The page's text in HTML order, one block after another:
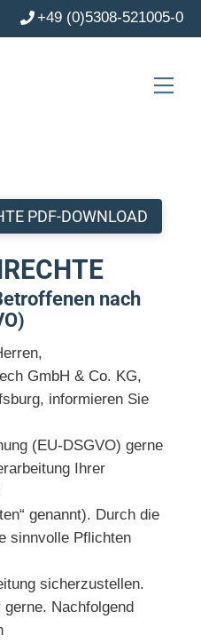
+49 (0)5308-521005-0
PDF-DOWNLOAD
nach
GmbH & Co. KG,
informieren Sie
(EU-DSGVO) gerne
Ihrer
genannt). Durch die
sinnvolle Pflichten
sicherzustellen.
Nachfolgend